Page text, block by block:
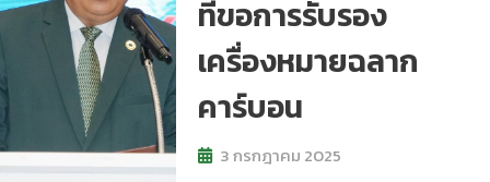
ที่ขอการรับรอง
เครื่องหมายฉลาก
คาร์บอน
3 กรกฎาคม 2025